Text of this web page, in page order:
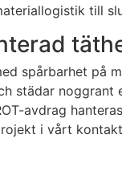
till
spårbarhet
städar
avdrag
i vårt